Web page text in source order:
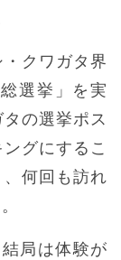
クワガタ界
選挙」を実
の選挙ポス
グにするこ
何回も訪れ
局は体験が